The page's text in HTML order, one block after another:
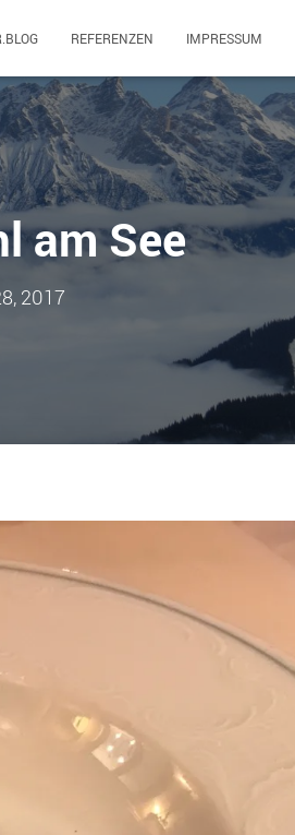
REFERENZEN IMPRESSUM
am See
2017